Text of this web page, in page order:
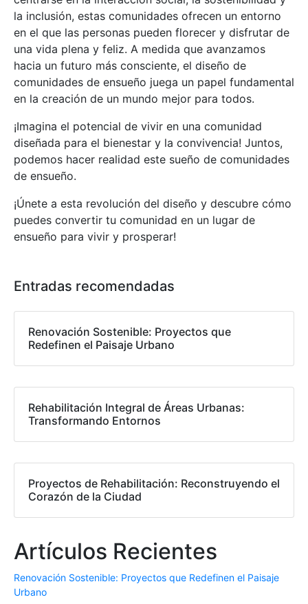
la inclusión, estas comunidades ofrecen un entorno
en el que las personas pueden florecer y disfrutar de
una vida plena y feliz. A medida que avanzamos
hacia un futuro más consciente, el diseño de
comunidades de ensueño juega un papel fundamental
en la creación de un mundo mejor para todos.
¡Imagina el potencial de vivir en una comunidad
diseñada para el bienestar y la convivencia! Juntos,
podemos hacer realidad este sueño de comunidades
de ensueño.
¡Únete a esta revolución del diseño y descubre cómo
puedes convertir tu comunidad en un lugar de
ensueño para vivir y prosperar!
Entradas recomendadas
Renovación Sostenible: Proyectos que
Redefinen el Paisaje Urbano
Rehabilitación Integral de Áreas Urbanas:
Transformando Entornos
Proyectos de Rehabilitación: Reconstruyendo el
Corazón de la Ciudad
Artículos Recientes
Renovación Sostenible: Proyectos que Redefinen el Paisaje
Urbano